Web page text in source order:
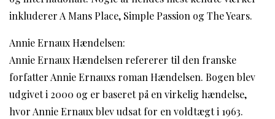
inkluderer A Mans Place, Simple Passion og The Years.
Annie Ernaux Hændelsen:
Annie Ernaux Hændelsen refererer til den franske
forfatter Annie Ernauxs roman Hændelsen. Bogen blev
udgivet i 2000 og er baseret på en virkelig hændelse,
hvor Annie Ernaux blev udsat for en voldtægt i 1963.